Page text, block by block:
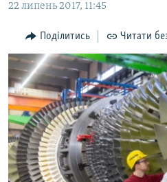
Перейти
пошукуІНТЕРВ'Ю
ВСЕ ЗА ДЕНЬ
СПЕЦПРОЕКТИ
ДЕПОРТАЦІЯ
ВІДЕОУРОКИ «ELIFBE»
СВІДЧЕННЯ ОКУПАЦІЇ
ЯК ОБІЙТИ БЛОКУВАННЯ
Русский
Qırımtatar
22 липень 2017, 11:45
Поділитись Читати